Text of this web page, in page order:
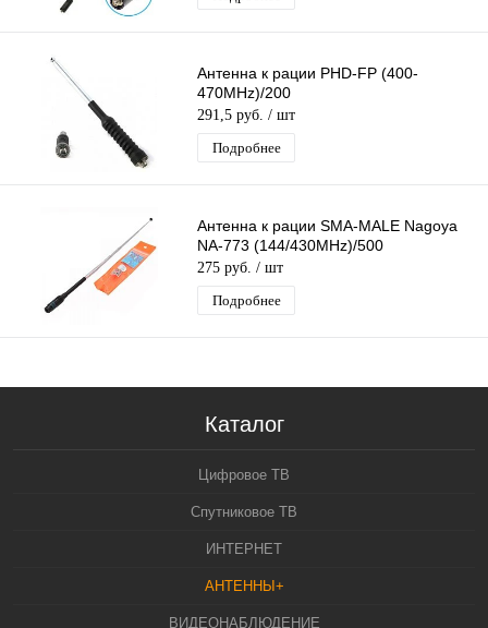
Антенна к рации PHD-FP (400-
470MHz)/200
291,5 руб. / шт
Подробнее
Антенна к рации SMA-MALE Nagoya
NA-773 (144/430MHz)/500
275 руб. / шт
Подробнее
Каталог
Цифровое ТВ
Спутниковое ТВ
ИНТЕРНЕТ
АНТЕННЫ+
ВИДЕОНАБЛЮДЕНИЕ